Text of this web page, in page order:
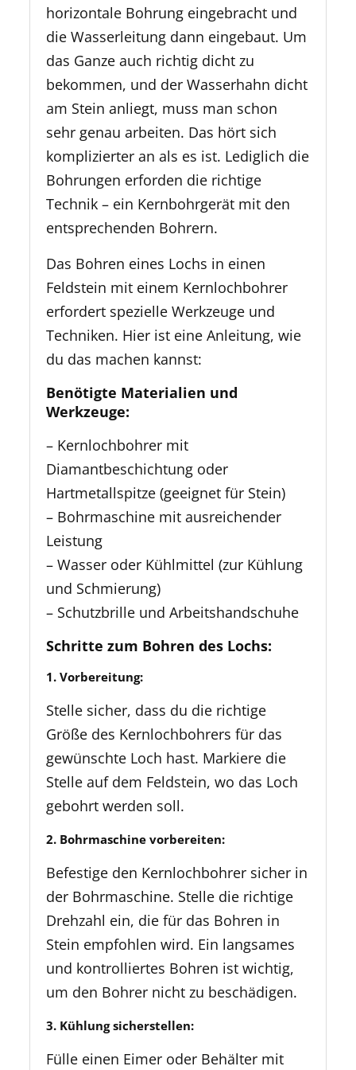
horizontale Bohrung eingebracht und
die Wasserleitung dann eingebaut. Um
das Ganze auch richtig dicht zu
bekommen, und der Wasserhahn dicht
am Stein anliegt, muss man schon
sehr genau arbeiten. Das hört sich
komplizierter an als es ist. Lediglich die
Bohrungen erforden die richtige
Technik – ein Kernbohrgerät mit den
entsprechenden Bohrern.
Das Bohren eines Lochs in einen
Feldstein mit einem Kernlochbohrer
erfordert spezielle Werkzeuge und
Techniken. Hier ist eine Anleitung, wie
du das machen kannst:
Benötigte Materialien und
Werkzeuge:
– Kernlochbohrer mit
Diamantbeschichtung oder
Hartmetallspitze (geeignet für Stein)
– Bohrmaschine mit ausreichender
Leistung
– Wasser oder Kühlmittel (zur Kühlung
und Schmierung)
– Schutzbrille und Arbeitshandschuhe
Schritte zum Bohren des Lochs:
1. Vorbereitung:
Stelle sicher, dass du die richtige
Größe des Kernlochbohrers für das
gewünschte Loch hast. Markiere die
Stelle auf dem Feldstein, wo das Loch
gebohrt werden soll.
2. Bohrmaschine vorbereiten:
Befestige den Kernlochbohrer sicher in
der Bohrmaschine. Stelle die richtige
Drehzahl ein, die für das Bohren in
Stein empfohlen wird. Ein langsames
und kontrolliertes Bohren ist wichtig,
um den Bohrer nicht zu beschädigen.
3. Kühlung sicherstellen:
Fülle einen Eimer oder Behälter mit